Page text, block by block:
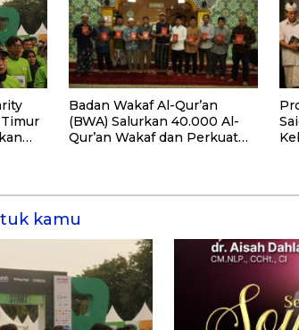
Badan Wakaf Al-Qur’an
(BWA) Salurkan 40.000 Al-
Qur’an Wakaf dan Perkuat
kamu